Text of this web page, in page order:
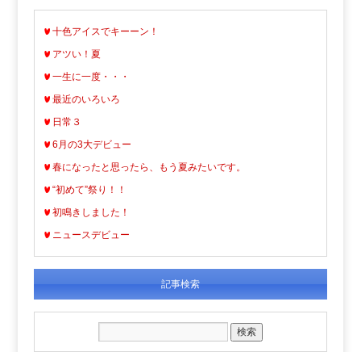
十色アイスでキーーン！
アツい！夏
一生に一度・・・
最近のいろいろ
日常３
6月の3大デビュー
春になったと思ったら、もう夏みたいです。
“初めて”祭り！！
初鳴きしました！
ニュースデビュー
記事検索